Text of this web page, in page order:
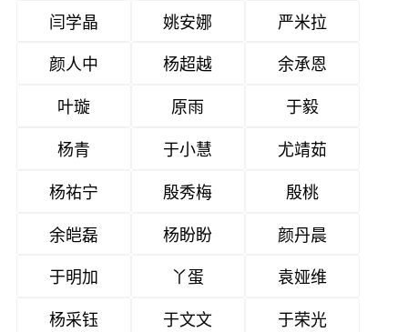
闫学晶 姚安娜
严米拉
颜人中
杨超越
余承恩
叶璇
原雨
于毅
杨青
于小慧
尤靖茹
杨祐宁
殷秀梅
殷桃
余皑磊
杨盼盼
颜丹晨
于明加
丫蛋
袁娅维
杨采钰
于文文
于荣光